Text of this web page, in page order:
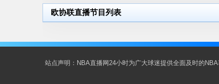
欧协联直播节目列表
站点声明：NBA直播网24小时为广大球迷提供全面及时的